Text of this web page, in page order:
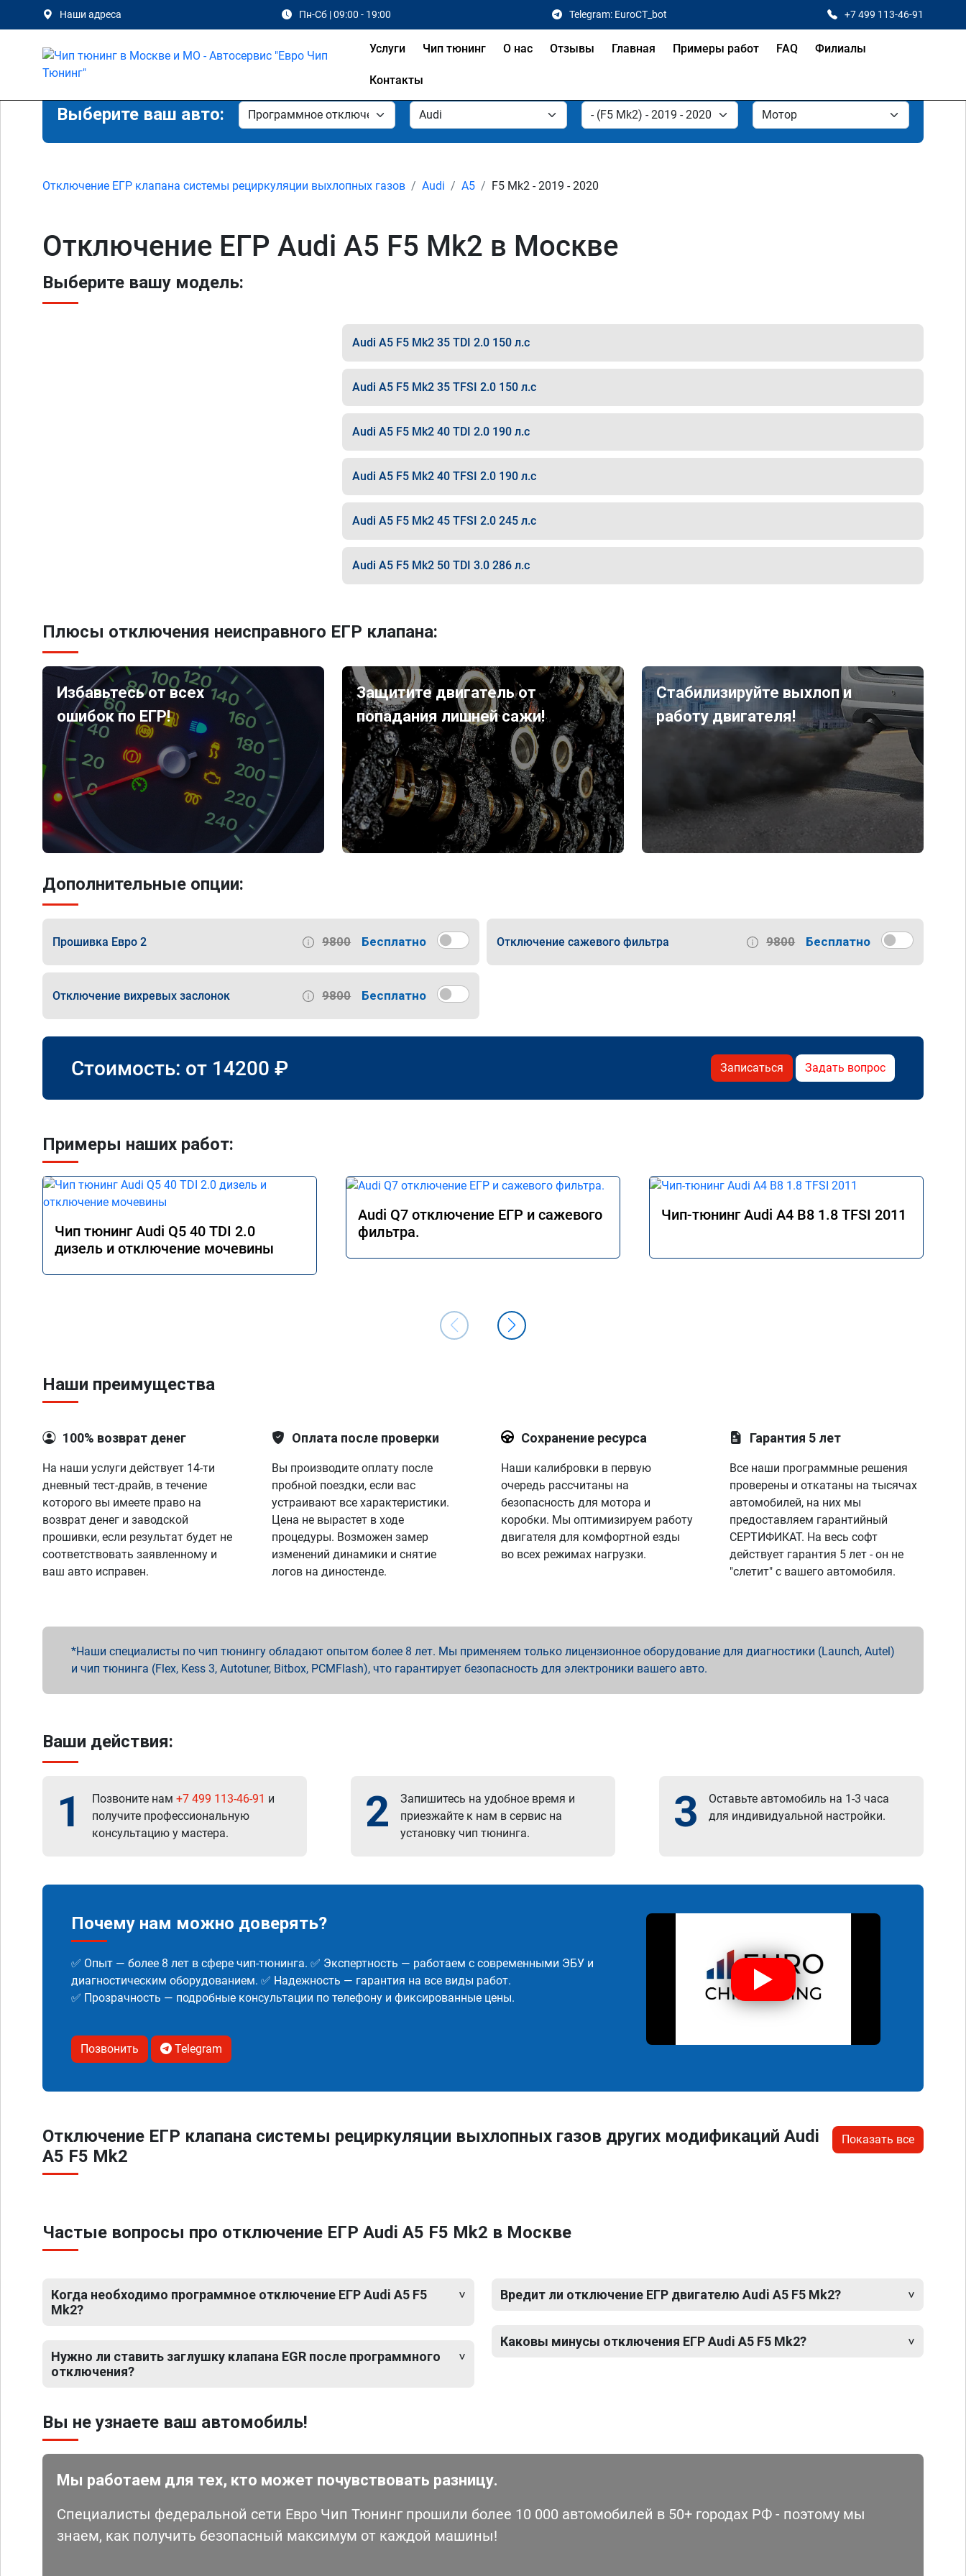
Наши адреса Пн-Сб | 09:00 - 19:00 Telegram: EuroCT_bot +7 499 113-46-91
Услуги Чип тюнинг О нас Отзывы Главная Примеры работ FAQ Филиалы
Контакты
Выберите ваш авто:
Отключение ЕГР клапана системы рециркуляции выхлопных газов Audi A5 F5 Mk2 - 2019 - 2020
Отключение ЕГР Audi A5 F5 Mk2 в Москве
Выберите вашу модель:
Audi A5 F5 Mk2 35 TDI 2.0 150 л.с
Audi A5 F5 Mk2 35 TFSI 2.0 150 л.с
Audi A5 F5 Mk2 40 TDI 2.0 190 л.с
Audi A5 F5 Mk2 40 TFSI 2.0 190 л.с
Audi A5 F5 Mk2 45 TFSI 2.0 245 л.с
Audi A5 F5 Mk2 50 TDI 3.0 286 л.с
Плюсы отключения неисправного ЕГР клапана:
Избавьтесь от всех
ошибок по ЕГР!
Защитите двигатель от
попадания лишней сажи!
Стабилизируйте выхлоп и
работу двигателя!
Дополнительные опции:
Прошивка Евро 2 9800 Бесплатно Отключение сажевого фильтра 9800 Бесплатно
Отключение вихревых заслонок 9800 Бесплатно
Стоимость: от 14200 ₽ Записаться Задать вопрос
Примеры наших работ:
Чип тюнинг Audi Q5 40 TDI 2.0
дизель и отключение мочевины
Audi Q7 отключение ЕГР и сажевого
фильтра.
Чип-тюнинг Audi A4 B8 1.8 TFSI 2011
Наши преимущества
100% возврат денег
На наши услуги действует 14-ти
дневный тест-драйв, в течение
которого вы имеете право на
возврат денег и заводской
прошивки, если результат будет не
соответствовать заявленному и
ваш авто исправен.
Оплата после проверки
Вы производите оплату после
пробной поездки, если вас
устраивают все характеристики.
Цена не вырастет в ходе
процедуры. Возможен замер
изменений динамики и снятие
логов на диностенде.
Сохранение ресурса
Наши калибровки в первую
очередь рассчитаны на
безопасность для мотора и
коробки. Мы оптимизируем работу
двигателя для комфортной езды
во всех режимах нагрузки.
Гарантия 5 лет
Все наши программные решения
проверены и откатаны на тысячах
автомобилей, на них мы
предоставляем гарантийный
СЕРТИФИКАТ. На весь софт
действует гарантия 5 лет - он не
"слетит" с вашего автомобиля.
Наши специалисты по чип тюнингу обладают опытом более 8 лет. Мы применяем только лицензионное оборудование для диагностики (Launch, Autel)
и чип тюнинга (Flex, Kess 3, Autotuner, Bitbox, PCMFlash), что гарантирует безопасность для электроники вашего авто.
Ваши действия:
1 Позвоните нам +7 499 113-46-91 и
получите профессиональную
консультацию у мастера.
2
Запишитесь на удобное время и
приезжайте к нам в сервис на
установку чип тюнинга.
3
Оставьте автомобиль на 1-3 часа
для индивидуальной настройки.
Почему нам можно доверять?
✅ Опыт — более 8 лет в сфере чип-тюнинга. ✅ Экспертность — работаем с современными ЭБУ и
диагностическим оборудованием. ✅ Надежность — гарантия на все виды работ.
✅ Прозрачность — подробные консультации по телефону и фиксированные цены.
Позвонить Telegram
Отключение ЕГР клапана системы рециркуляции выхлопных газов других модификаций Audi
A5 F5 Mk2
Показать все
Частые вопросы про отключение ЕГР Audi A5 F5 Mk2 в Москве
Когда необходимо программное отключение ЕГР Audi A5 F5
Mk2?
Нужно ли ставить заглушку клапана EGR после программного
отключения?
Вредит ли отключение ЕГР двигателю Audi A5 F5 Mk2?
Каковы минусы отключения ЕГР Audi A5 F5 Mk2?
Вы не узнаете ваш автомобиль!
Мы работаем для тех, кто может почувствовать разницу.
Специалисты федеральной сети Евро Чип Тюнинг прошили более 10 000 автомобилей в 50+ городах РФ - поэтому мы
знаем, как получить безопасный максимум от каждой машины!